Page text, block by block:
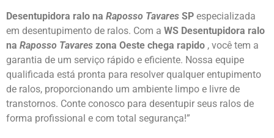
Desentupidora ralo na Raposso Tavares SP especializada
em desentupimento de ralos. Com a WS Desentupidora ralo
na Raposso Tavares zona Oeste chega rapido , você tem a
garantia de um serviço rápido e eficiente. Nossa equipe
qualificada está pronta para resolver qualquer entupimento
de ralos, proporcionando um ambiente limpo e livre de
transtornos. Conte conosco para desentupir seus ralos de
forma profissional e com total segurança!”